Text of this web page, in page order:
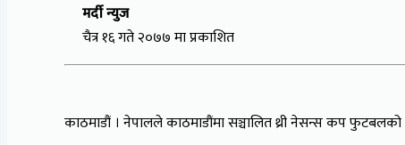
मर्दी न्युज
चैत्र १६ गते २०७७ मा प्रकाशित
काठमाडौं । नेपालले काठमाडौंमा सञ्चालित थ्री नेसन्स कप